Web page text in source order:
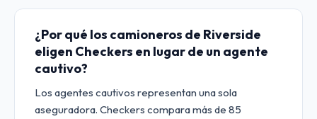
¿Por qué los camioneros de Riverside
eligen Checkers en lugar de un agente
cautivo?
Los agentes cautivos representan una sola
aseguradora. Checkers compara más de 85